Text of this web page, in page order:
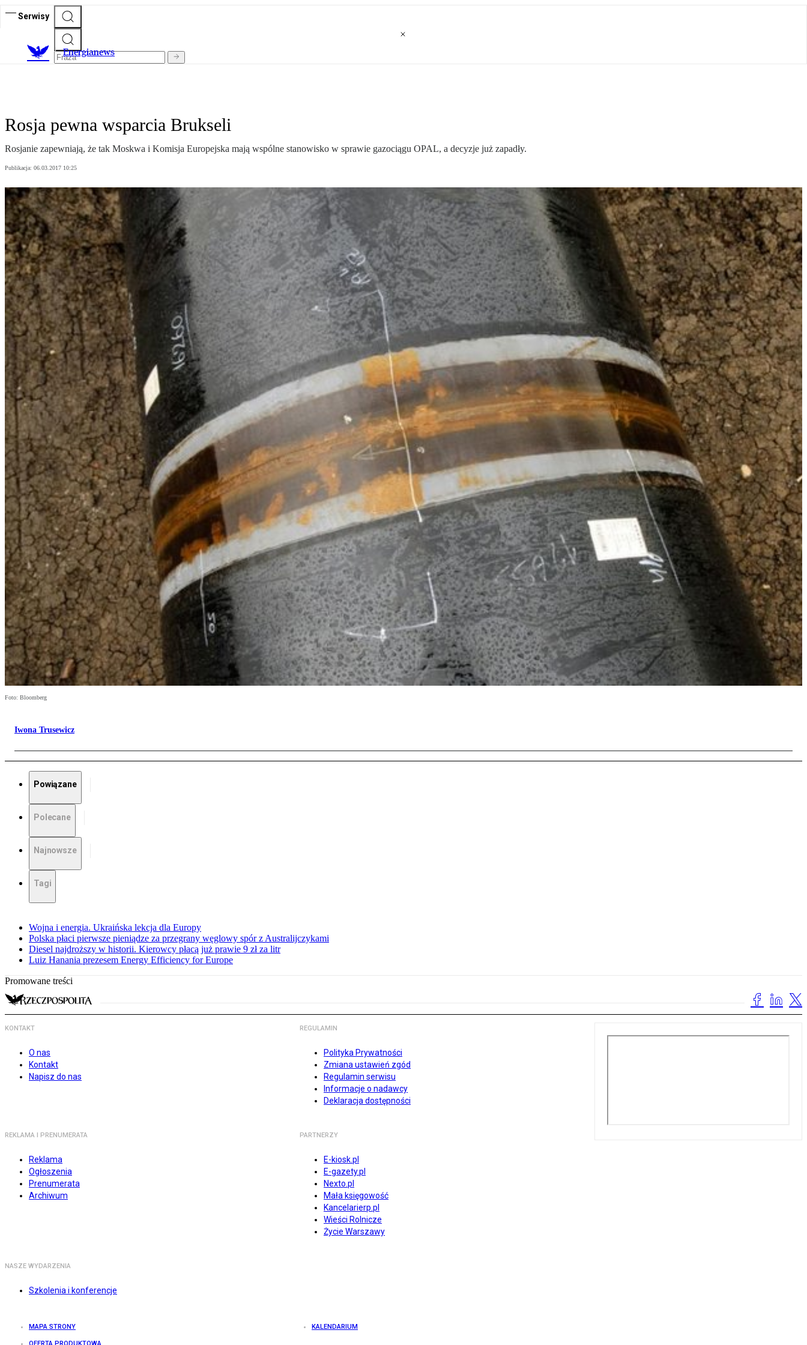
Serwisy
Energianews
Rosja pewna wsparcia Brukseli
Rosjanie zapewniają, że tak Moskwa i Komisja Europejska mają wspólne stanowisko w sprawie gazociągu OPAL, a decyzje już zapadły.
Publikacja: 06.03.2017 10:25
Foto: Bloomberg
Iwona Trusewicz
Powiązane
Polecane
Najnowsze
Tagi
Wojna i energia. Ukraińska lekcja dla Europy
Polska płaci pierwsze pieniądze za przegrany węglowy spór z Australijczykami
Diesel najdroższy w historii. Kierowcy płacą już prawie 9 zł za litr
Luiz Hanania prezesem Energy Efficiency for Europe
Promowane treści
KONTAKT
O nas
Kontakt
Napisz do nas
REGULAMIN
Polityka Prywatności
Zmiana ustawień zgód
Regulamin serwisu
Informacje o nadawcy
Deklaracja dostępności
REKLAMA I PRENUMERATA
Reklama
Ogłoszenia
Prenumerata
Archiwum
PARTNERZY
E-kiosk.pl
E-gazety.pl
Nexto.pl
Mała księgowość
Kancelarierp.pl
Wieści Rolnicze
Życie Warszawy
NASZE WYDARZENIA
Szkolenia i konferencje
MAPA STRONY KALENDARIUM